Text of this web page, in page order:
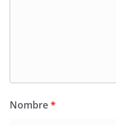
Nombre*